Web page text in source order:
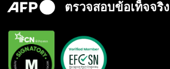
ตรวจสอบข้อเท็จจริง